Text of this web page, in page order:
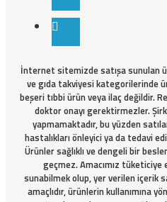
İnternet sitemizde satışa sunulan
ve gıda takviyesi kategorilerinde
beşeri tıbbi ürün veya ilaç değildir.
doktor onayı gerektirmezler.
yapmamaktadır, bu yüzden
hastalıkları önleyici ya da tedavi
Ürünler sağlıklı ve dengeli bir
geçmez. Amacımız tüketiciye
sunabilmek olup, yer verilen içerik
amaçlıdır, ürünlerin kullanımına